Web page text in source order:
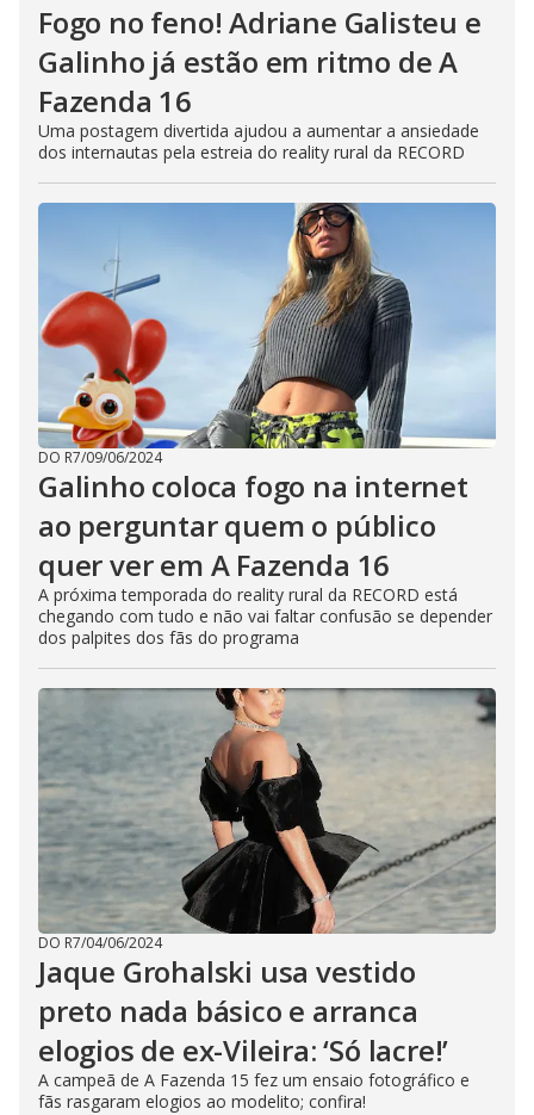
Fogo no feno! Adriane Galisteu e
Galinho já estão em ritmo de A
Fazenda 16
Uma postagem divertida ajudou a aumentar a ansiedade
dos internautas pela estreia do reality rural da RECORD
DO R7/09/06/2024
Galinho coloca fogo na internet
ao perguntar quem o público
quer ver em A Fazenda 16
A próxima temporada do reality rural da RECORD está
chegando com tudo e não vai faltar confusão se depender
dos palpites dos fãs do programa
DO R7/04/06/2024
Jaque Grohalski usa vestido
preto nada básico e arranca
elogios de ex-Vileira: ‘Só lacre!’
A campeã de A Fazenda 15 fez um ensaio fotográfico e
fãs rasgaram elogios ao modelito; confira!